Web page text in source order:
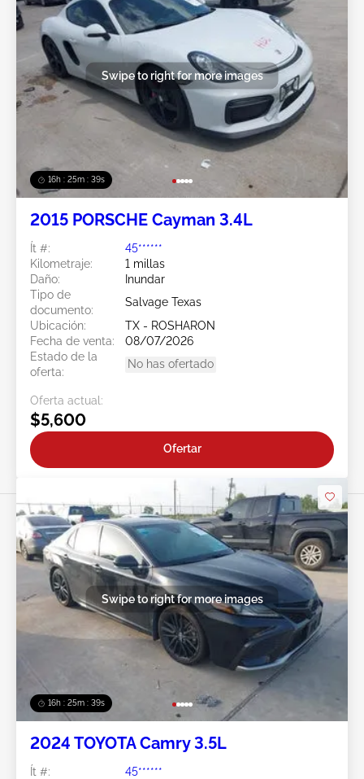
16h : 25m : 37s
Swipe to right for more images
2015 PORSCHE Cayman 3.4L
Ít #:
45******
Kilometraje:
1 millas
Daño:
Inundar
Tipo de
documento:
Salvage Texas
Ubicación:
TX - ROSHARON
Fecha de venta:
08/07/2026
Estado de la
oferta:
No has ofertado
Oferta actual:
$5,600
Ofertar
16h : 25m : 37s
Swipe to right for more images
2024 TOYOTA Camry 3.5L
Ít #:
45******